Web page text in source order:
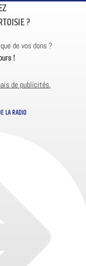
?
de vos dons ?
!
de publicités.
LA RADIO